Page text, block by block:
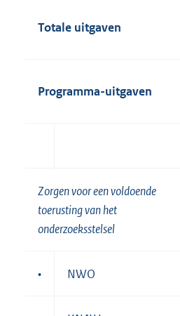
Totale uitgaven
Programma-uitgaven
Zorgen voor een voldoende
toerusting van het
onderzoeksstelsel
• NWO